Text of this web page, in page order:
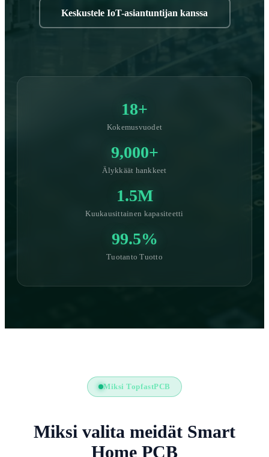
Keskustele IoT-asiantuntijan kanssa
18+
Kokemusvuodet
9,000+
Älykkäät hankkeet
1.5M
Kuukausittainen kapasiteetti
99.5%
Tuotanto Tuotto
Miksi TopfastPCB
Miksi valita meidät Smart
Home PCB